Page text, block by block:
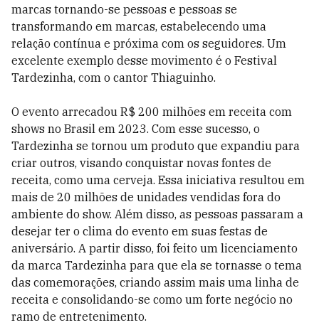
marcas tornando-se pessoas e pessoas se
transformando em marcas, estabelecendo uma
relação contínua e próxima com os seguidores. Um
excelente exemplo desse movimento é o Festival
Tardezinha, com o cantor Thiaguinho.
O evento arrecadou R$ 200 milhões em receita com
shows no Brasil em 2023. Com esse sucesso, o
Tardezinha se tornou um produto que expandiu para
criar outros, visando conquistar novas fontes de
receita, como uma cerveja. Essa iniciativa resultou em
mais de 20 milhões de unidades vendidas fora do
ambiente do show. Além disso, as pessoas passaram a
desejar ter o clima do evento em suas festas de
aniversário. A partir disso, foi feito um licenciamento
da marca Tardezinha para que ela se tornasse o tema
das comemorações, criando assim mais uma linha de
receita e consolidando-se como um forte negócio no
ramo de entretenimento.